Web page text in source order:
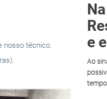
nosso técnico.
e
Ao